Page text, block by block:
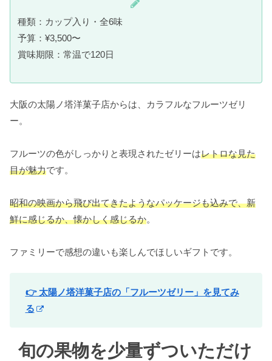
種類：カップ入り・全6味
予算：¥3,500〜
賞味期限：常温で120日
大阪の太陽ノ塔洋菓子店からは、カラフルなフルーツゼリ
ー。
フルーツの色がしっかりと表現されたゼリーはレトロな見た
目が魅力です。
昭和の映画から飛び出てきたようなパッケージも込みで、新
鮮に感じるか、懐かしく感じるか。
ファミリーで感想の違いも楽しんでほしいギフトです。
👉 太陽ノ塔洋菓子店の「フルーツゼリー」を見てみ
る
旬の果物を少量ずついただけ